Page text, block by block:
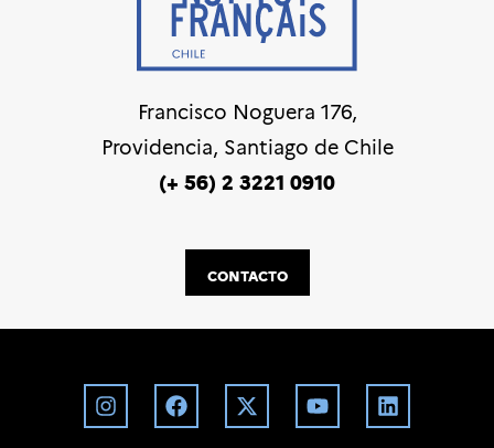
Francisco Noguera 176,
Providencia, Santiago de Chile
(+ 56) 2 3221 0910
CONTACTO